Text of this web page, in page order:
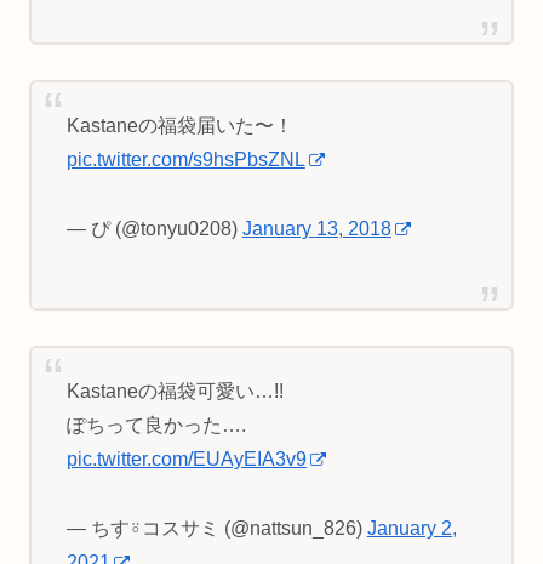
Kastaneの福袋届いた〜！
pic.twitter.com/s9hsPbsZNL
— ぴ (@tonyu0208) January 13, 2018
Kastaneの福袋可愛い…!!
ぽちって良かった….
pic.twitter.com/EUAyEIA3v9
— ちす⍤コスサミ (@nattsun_826) January 2,